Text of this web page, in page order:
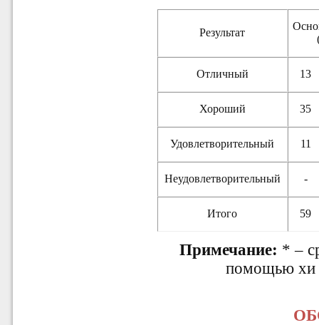
Результат
Отличный 13
Хороший 35
Удовлетворительный 11
Неудовлетворительный -
Итого 59
Примечание: * –
помощью хи